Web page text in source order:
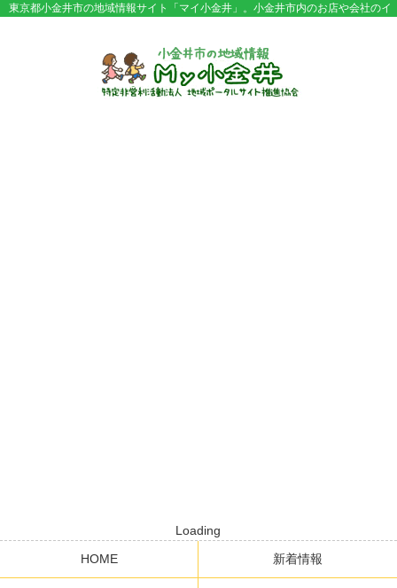
東京都小金井市の地域情報サイト「マイ小金井」。小金井市内のお店や会社のイ
Loading
HOME
新着情報